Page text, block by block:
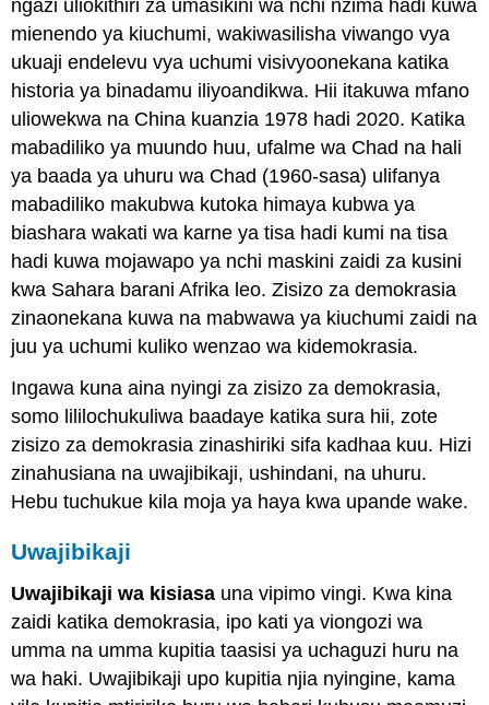
ngazi uliokithiri za umasikini wa nchi nzima hadi kuwa
mienendo ya kiuchumi, wakiwasilisha viwango vya
ukuaji endelevu vya uchumi visivyoonekana katika
historia ya binadamu iliyoandikwa. Hii itakuwa mfano
uliowekwa na China kuanzia 1978 hadi 2020. Katika
mabadiliko ya muundo huu, ufalme wa Chad na hali
ya baada ya uhuru wa Chad (1960-sasa) ulifanya
mabadiliko makubwa kutoka himaya kubwa ya
biashara wakati wa karne ya tisa hadi kumi na tisa
hadi kuwa mojawapo ya nchi maskini zaidi za kusini
kwa Sahara barani Afrika leo. Zisizo za demokrasia
zinaonekana kuwa na mabwawa ya kiuchumi zaidi na
juu ya uchumi kuliko wenzao wa kidemokrasia.
Ingawa kuna aina nyingi za zisizo za demokrasia,
somo lililochukuliwa baadaye katika sura hii, zote
zisizo za demokrasia zinashiriki sifa kadhaa kuu. Hizi
zinahusiana na uwajibikaji, ushindani, na uhuru.
Hebu tuchukue kila moja ya haya kwa upande wake.
Uwajibikaji
Uwajibikaji wa kisiasa una vipimo vingi. Kwa kina
zaidi katika demokrasia, ipo kati ya viongozi wa
umma na umma kupitia taasisi ya uchaguzi huru na
wa haki. Uwajibikaji upo kupitia njia nyingine, kama